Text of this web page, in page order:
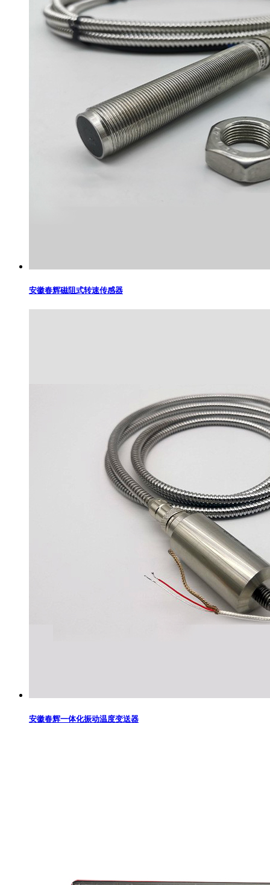
安徽春辉磁阻式转速传感器
安徽春辉一体化振动温度变送器